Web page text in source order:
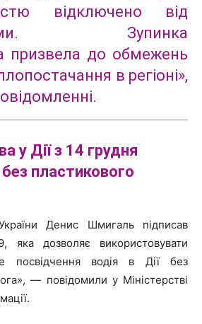
відключено від
Зупинка
призвела до обмежень
в регіоні»,
у Дії з 14 грудня
без пластикового
Денис Шмигаль підписав
яка дозволяє використовувати
посвідчення водія в Дії без
— повідомили у Міністерстві